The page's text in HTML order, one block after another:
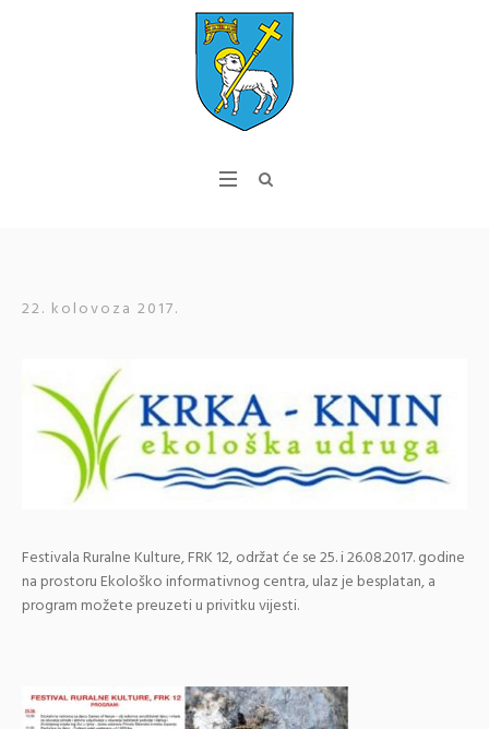
22. kolovoza 2017.
Festivala Ruralne Kulture, FRK 12, održat će se 25. i 26.08.2017. godine
na prostoru Ekološko informativnog centra, ulaz je besplatan, a
program možete preuzeti u privitku vijesti.